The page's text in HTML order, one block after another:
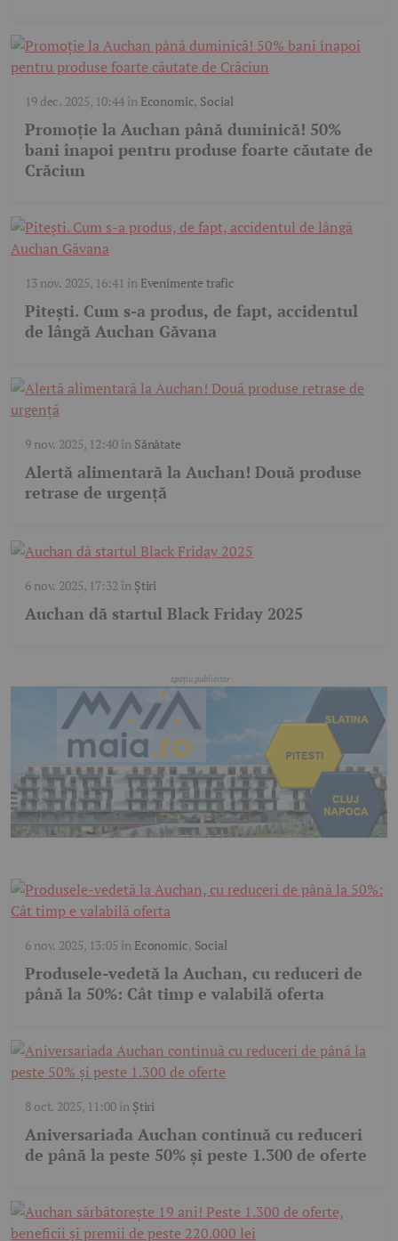
19 dec. 2025, 10:44în Economic, Social
Promoție la Auchan până duminică! 50%
bani înapoi pentru produse foarte căutate de
Crăciun
13 nov. 2025, 16:41 în Evenimente trafic
Pitești. Cum s-a produs, de fapt, accidentul
de lângă Auchan Găvana
9 nov. 2025, 12:40în Sănătate
Alertă alimentară la Auchan! Două produse
retrase de urgență
6 nov. 2025, 17:32 în Știri
Auchan dă startul Black Friday 2025
6 nov. 2025, 13:05 în Economic, Social
Produsele-vedetă la Auchan, cu reduceri de
până la 50%: Cât timp e valabilă oferta
8 oct. 2025, 11:00în Știri
Aniversariada Auchan continuă cu reduceri
de până la peste 50% și peste 1.300 de oferte